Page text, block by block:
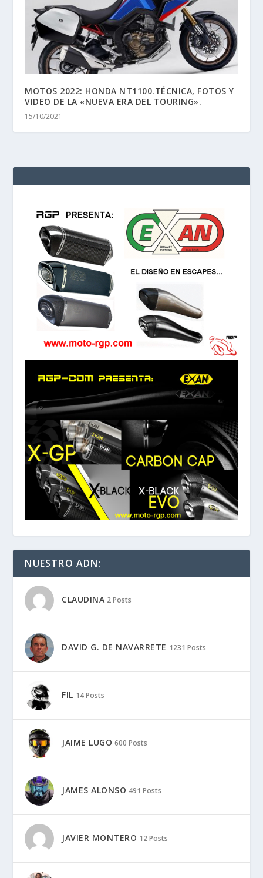
MOTOS 2022: HONDA NT1100.TÉCNICA, FOTOS Y
VIDEO DE LA «NUEVA ERA DEL TOURING».
15/10/2021
NUESTRO ADN:
CLAUDINA 2 Posts
DAVID G. DE NAVARRETE 1231 Posts
FIL 14 Posts
JAIME LUGO 600 Posts
JAMES ALONSO 491 Posts
JAVIER MONTERO 12 Posts